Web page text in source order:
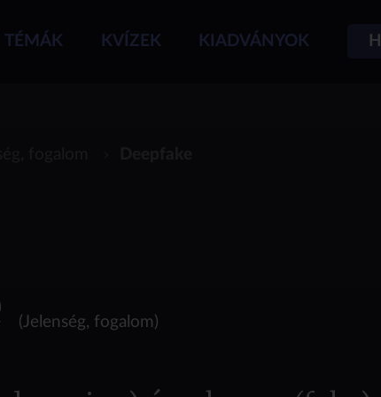
TÉMÁK KVÍZEK KIADVÁNYOK
(Jelenség, fogalom)